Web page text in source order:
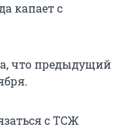
капает с
что предыдущий
с ТСЖ